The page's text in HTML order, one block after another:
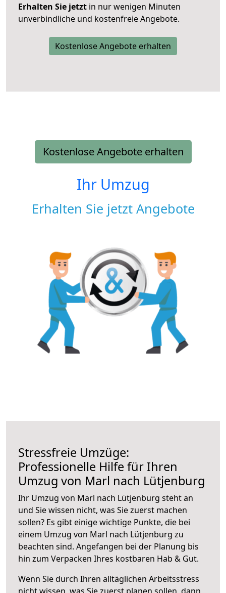
Erhalten Sie jetzt in nur wenigen Minuten
unverbindliche und kostenfreie Angebote.
Kostenlose Angebote erhalten
Kostenlose Angebote erhalten
Ihr Umzug
Erhalten Sie jetzt Angebote
Stressfreie Umzüge:
Professionelle Hilfe für Ihren
Umzug von Marl nach Lütjenburg
Ihr Umzug von Marl nach Lütjenburg steht an
und Sie wissen nicht, was Sie zuerst machen
sollen? Es gibt einige wichtige Punkte, die bei
einem Umzug von Marl nach Lütjenburg zu
beachten sind. Angefangen bei der Planung bis
hin zum Verpacken Ihres kostbaren Hab & Gut.
Wenn Sie durch Ihren alltäglichen Arbeitsstress